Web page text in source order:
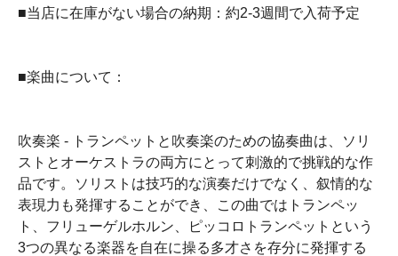
■当店に在庫がない場合の納期：約2-3週間で入荷予定
■楽曲について：
吹奏楽 - トランペットと吹奏楽のための協奏曲は、ソリ
ストとオーケストラの両方にとって刺激的で挑戦的な作
品です。ソリストは技巧的な演奏だけでなく、叙情的な
表現力も発揮することができ、この曲ではトランペッ
ト、フリューゲルホルン、ピッコロトランペットという
3つの異なる楽器を自在に操る多才さを存分に発揮する